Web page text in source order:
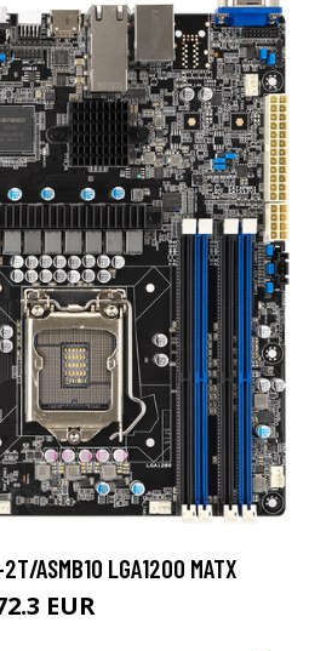
ASMB10 LGA1200 MATX
EUR